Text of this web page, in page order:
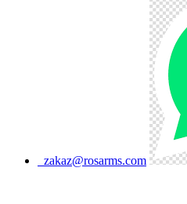
zakaz@rosarms.com